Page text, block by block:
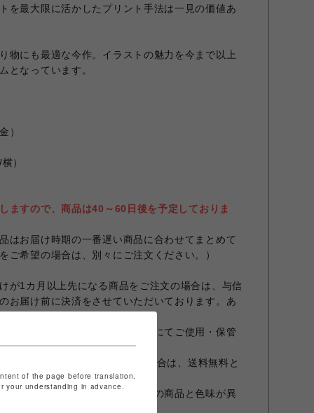
を最大限に活かしたプリント手法は一見の価値あ
物にも最適な今作。イラストの魅力を今まで以上
となっています。
）
）
ますので、商品は40～60日後を予定しておりま
はお届け時期の一番遅い商品に合わせてまとめて
ご希望の場合は、別々にご注文ください。）
が1カ月以上先になる商品をご注文の場合は、与信
お届け前に決済をさせていただいております。あ
場所は避け、風通しのよい場所にてご使用・保管
が、11,000円（税込）以上の場合は、送料無料と
定やお部屋の照明等により実際の商品と色味が異
of the page before translation.
understanding in advance.